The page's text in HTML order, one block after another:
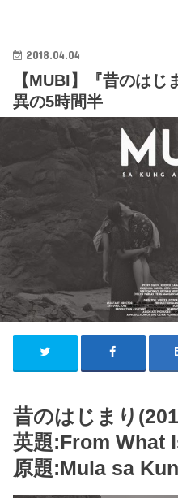
2018.04.04
【MUBI】『昔のは
異の5時間半
昔のはじまり
英題:From What
原題:Mula sa